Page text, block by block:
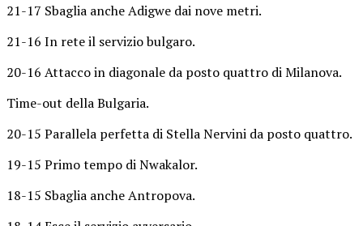
21-17 Sbaglia anche Adigwe dai nove metri.
21-16 In rete il servizio bulgaro.
20-16 Attacco in diagonale da posto quattro di Milanova.
Time-out della Bulgaria.
20-15 Parallela perfetta di Stella Nervini da posto quattro.
19-15 Primo tempo di Nwakalor.
18-15 Sbaglia anche Antropova.